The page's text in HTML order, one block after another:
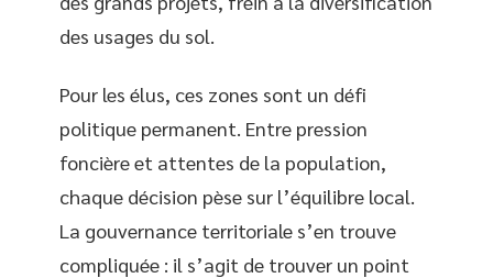
des usages du sol.
Pour les élus, ces zones sont un défi
politique permanent. Entre pression
foncière et attentes de la population,
chaque décision pèse sur l’équilibre local.
La gouvernance territoriale s’en trouve
compliquée : il s’agit de trouver un point